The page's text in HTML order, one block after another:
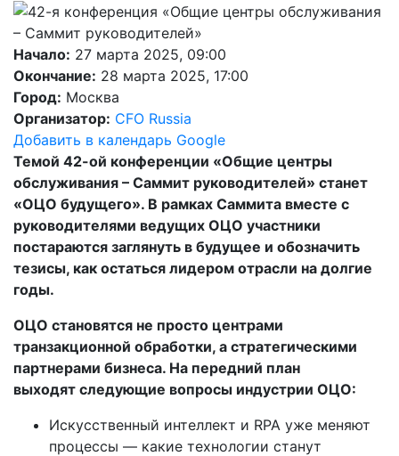
Начало: 27 марта 2025, 09:00
Окончание: 28 марта 2025, 17:00
Город: Москва
Организатор: CFO Russia
Добавить в календарь Google
Темой 42-ой конференции «Общие центры
обслуживания – Саммит руководителей» станет
«ОЦО будущего». В рамках Саммита вместе с
руководителями ведущих ОЦО участники
постараются заглянуть в будущее и обозначить
тезисы, как остаться лидером отрасли на долгие
годы.
ОЦО становятся не просто центрами
транзакционной обработки, а стратегическими
партнерами бизнеса. На передний план
выходят следующие вопросы индустрии ОЦО:
Искусственный интеллект и RPA уже меняют
процессы — какие технологии станут